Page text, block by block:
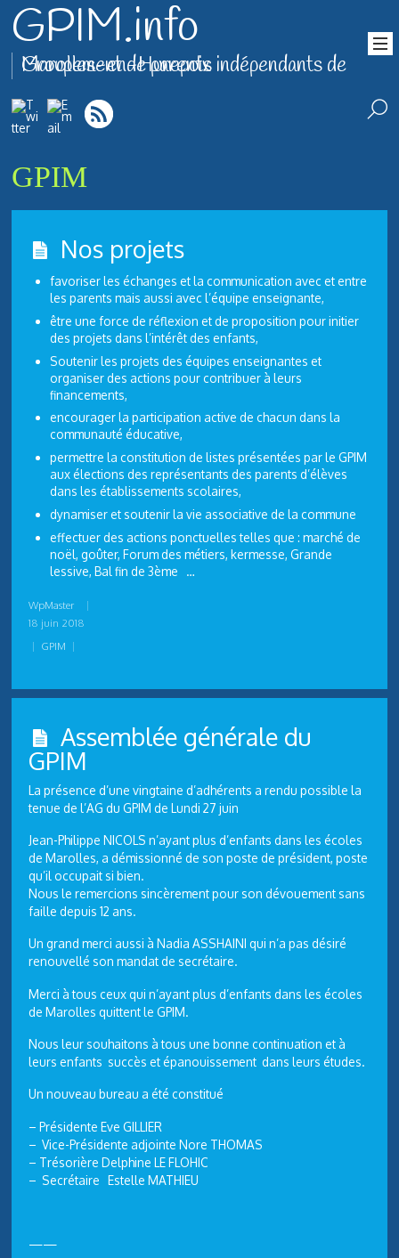
GPIM.info
Groupement de parents indépendants de Marolles-en-Hurepoix
GPIM
Nos projets
favoriser les échanges et la communication avec et entre
les parents mais aussi avec l’équipe enseignante,
être une force de réflexion et de proposition pour initier
des projets dans l’intérêt des enfants,
Soutenir les projets des équipes enseignantes et
organiser des actions pour contribuer à leurs
financements,
encourager la participation active de chacun dans la
communauté éducative,
permettre la constitution de listes présentées par le GPIM
aux élections des représentants des parents d’élèves
dans les établissements scolaires,
dynamiser et soutenir la vie associative de la commune
effectuer des actions ponctuelles telles que : marché de
noël, goûter, Forum des métiers, kermesse, Grande
lessive, Bal fin de 3ème …
WpMaster
|
18 juin 2018
| GPIM |
Assemblée générale du
GPIM
La présence d’une vingtaine d’adhérents a rendu possible la
tenue de l’AG du GPIM de Lundi 27 juin
Jean-Philippe NICOLS n’ayant plus d’enfants dans les écoles
de Marolles, a démissionné de son poste de président, poste
qu’il occupait si bien.
Nous le remercions sincèrement pour son dévouement sans
faille depuis 12 ans.
Un grand merci aussi à Nadia ASSHAINI qui n’a pas désiré
renouvellé son mandat de secrétaire.
Merci à tous ceux qui n’ayant plus d’enfants dans les écoles
de Marolles quittent le GPIM.
Nous leur souhaitons à tous une bonne continuation et à
leurs enfants succès et épanouissement dans leurs études.
Un nouveau bureau a été constitué
– Présidente Eve GILLIER
– Vice-Présidente adjointe Nore THOMAS
– Trésorière Delphine LE FLOHIC
– Secrétaire Estelle MATHIEU
——